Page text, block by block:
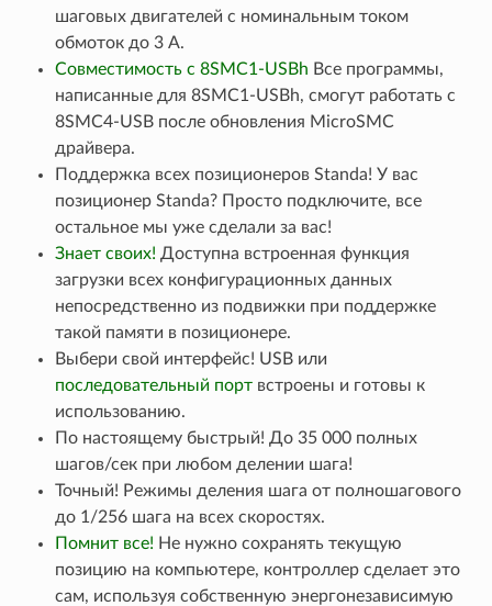
шаговых двигателей с номинальным током
обмоток до 3 А.
Совместимость с 8SMC1-USBh Все программы,
написанные для 8SMC1-USBh, смогут работать с
8SMC4-USB после обновления MicroSMC
драйвера.
Поддержка всех позиционеров Standa! У вас
позиционер Standa? Просто подключите, все
остальное мы уже сделали за вас!
Знает своих! Доступна встроенная функция
загрузки всех конфигурационных данных
непосредственно из подвижки при поддержке
такой памяти в позиционере.
Выбери свой интерфейс! USB или
последовательный портвстроены и готовы к
использованию.
По настоящему быстрый! До 35 000 полных
шагов/сек при любом делении шага!
Точный! Режимы деления шага от полношагового
до 1/256 шага на всех скоростях.
Помнит все! Не нужно сохранять текущую
позицию на компьютере, контроллер сделает это
сам, используя собственную энергонезависимую